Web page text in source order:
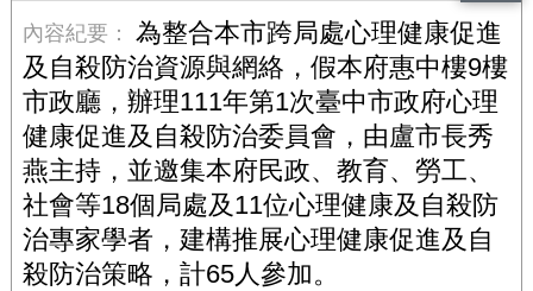
為整合本市跨局處心理健康促進
及自殺防治資源與網絡，假本府惠中樓9樓
市政廳，辦理111年第1次臺中市政府心理
健康促進及自殺防治委員會，由盧市長秀
燕主持，並邀集本府民政、教育、勞工、
社會等18個局處及11位心理健康及自殺防
治專家學者，建構推展心理健康促進及自
殺防治策略，計65人參加。